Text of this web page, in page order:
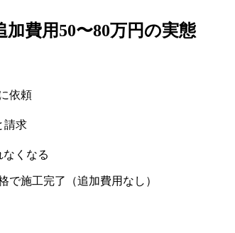
費用50〜80万円の実態
依頼
請求
くなる
で施工完了（追加費用なし）